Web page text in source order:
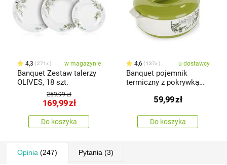
4,3 271x w magazynie
Banquet Zestaw talerzy
OLIVES, 18 szt.
259,99 zł
169,99zł
Do koszyka
4,6 137x u dostawcy
Banquet pojemnik
termiczny z pokrywką
59,99zł
Do koszyka
Opinia (247) Pytania (3)